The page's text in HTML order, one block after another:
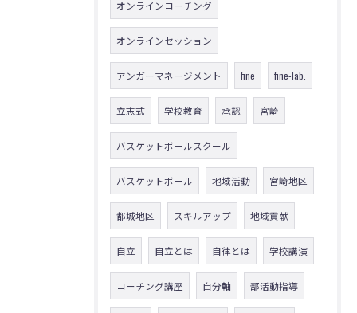
オンラインコーチング
オンラインセッション
アンガーマネージメント fine fine-lab.
立志式 学校教育 承認 宮崎
バスケットボールスクール
バスケットボール 地域活動 宮崎地区
都城地区 スキルアップ 地域貢献
自立 自立とは 自律とは 学校講演
コーチング講座 自分軸 部活動指導